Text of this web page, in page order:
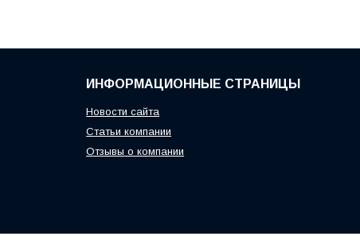
ИНФОРМАЦИОННЫЕ СТРАНИЦЫ
Новости сайта
Статьи компании
Отзывы о компании